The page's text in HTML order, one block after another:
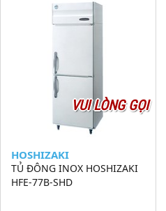
VUI LÒNG GỌI
HOSHIZAKI
TỦ ĐÔNG INOX HOSHIZAKI
HFE-77B-SHD